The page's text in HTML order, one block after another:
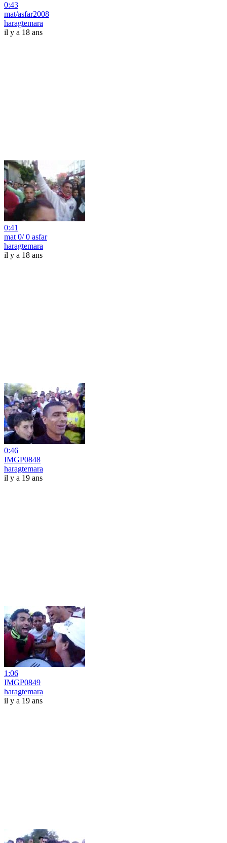
0:43
mat/asfar2008
haragtemara
il y a 18 ans
0:41
mat 0/ 0 asfar
haragtemara
il y a 18 ans
0:46
IMGP0848
haragtemara
il y a 19 ans
1:06
IMGP0849
haragtemara
il y a 19 ans